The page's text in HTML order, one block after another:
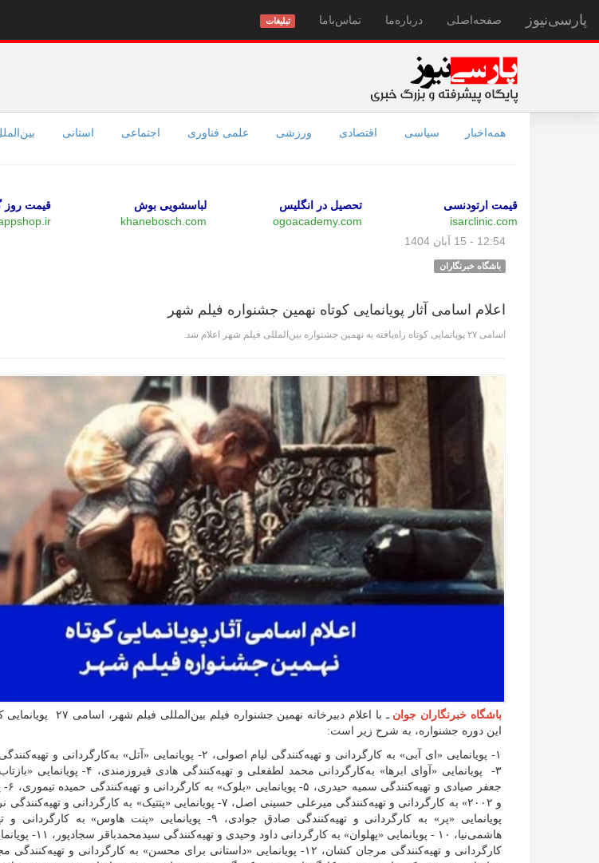
پارسی‌نیوز صفحه‌اصلی درباره‌ما تماس‌با‌ما تبلیغات
همه‌اخبار سیاسی اقتصادی ورزشی علمی فناوری اجتماعی استانی
قیمت ارتودنسی
isarclinic.com
تحصیل در انگلیس
ogoacademy.com
لباسشویی بوش
khanebosch.com
قیمت
12:54 - 15 آبان 1404
باشگاه خبرنگاران
اعلام اسامی آثار پویانمایی کوتاه نهمین جشنواره فیلم شهر
اسامی ۲۷ پویانمایی کوتاه راه‌یافته به نهمین جشنواره بین‌المللی فیلم شهر اعلام شد.
باشگاه خبرنگاران جوان
ـ با اعلام دبیرخانه نهمین جشنواره
این دوره جشنواره، به شرح زیر است:
۱- پویانمایی «ای آبی» به کارگردانی و تهیه‌کنندگی لیام اصولی، ۲- پویانمایی «آتل»
۳- پویانمایی «آوای ابرها» به‌کارگردانی محمد لطفعلی و
جعفر
پویانمایی «پر» به کارگردانی و تهیه‌کنندگی صادق جوادی، ۹- پویانمایی «پنت هاوس»
هاشمی‌نیا، ۱۰ - پویانمایی «پهلوان» به